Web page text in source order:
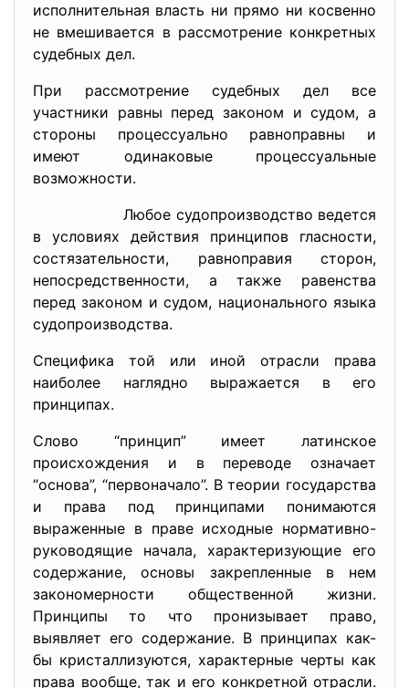
исполнительная власть ни прямо ни косвенно
не вмешивается в рассмотрение конкретных
судебных дел.
При рассмотрение судебных дел все
участники равны перед законом и судом, а
стороны процессуально равноправны и
имеют одинаковые процессуальные
возможности.
Любое судопроизводство ведется
в условиях действия принципов гласности,
состязательности, равноправия сторон,
непосредственности, а также равенства
перед законом и судом, национального языка
судопроизводства.
Специфика той или иной отрасли права
наиболее наглядно выражается в его
принципах.
Слово “принцип” имеет латинское
происхождения и в переводе означает
“основа”, “первоначало”. В теории государства
и права под принципами понимаются
выраженные в праве исходные нормативно-
руководящие начала, характеризующие его
содержание, основы закрепленные в нем
закономерности общественной жизни.
Принципы то что пронизывает право,
выявляет его содержание. В принципах как-
бы кристаллизуются, характерные черты как
права вообще, так и его конкретной отрасли.